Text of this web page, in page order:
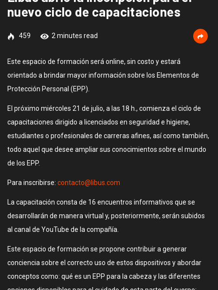
nuevo ciclo de capacitaciones
459 2 minutes read
Este espacio de formación será online, sin costo y estará
orientado a brindar mayor información sobre los Elementos de
Protección Personal (EPP).
El próximo miércoles 21 de julio, a las 18 h., comienza el ciclo de
capacitaciones dirigido a licenciados en seguridad e higiene,
estudiantes o profesionales de carreras afines, así como también,
todo aquel que desee ampliar sus conocimientos sobre el mundo
de los EPP.
Para inscribirse: contacto@libus.com
La capacitación consta de 16 encuentros informativos que se
desarrollarán de manera virtual y, posteriormente, serán subidos
al canal de YouTube de la compañía.
Este espacio de formación se propone contribuir a generar
conciencia sobre el correcto uso de estos dispositivos y abordar
conceptos como: qué es un EPP para la cabeza y las diferentes